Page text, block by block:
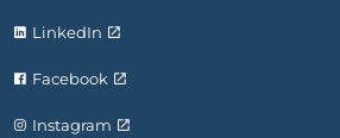
LinkedIn
Facebook
Instagram